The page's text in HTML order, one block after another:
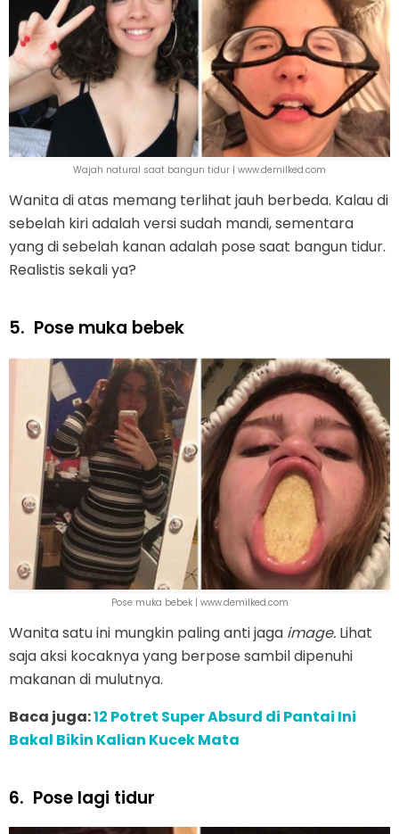
Wajah natural saat bangun tidur | www.demilked.com
Wanita di atas memang terlihat jauh berbeda. Kalau di
sebelah kiri adalah versi sudah mandi, sementara
yang di sebelah kanan adalah pose saat bangun tidur.
Realistis sekali ya?
5. Pose muka bebek
Pose muka bebek | www.demilked.com
Wanita satu ini mungkin paling anti jaga image. Lihat
saja aksi kocaknya yang berpose sambil dipenuhi
makanan di mulutnya.
Baca juga:12 Potret Super Absurd di Pantai Ini
Bakal Bikin Kalian Kucek Mata
6. Pose lagi tidur